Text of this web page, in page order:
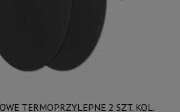
TERMOPRZYLEPNE 2 SZT. KOL.